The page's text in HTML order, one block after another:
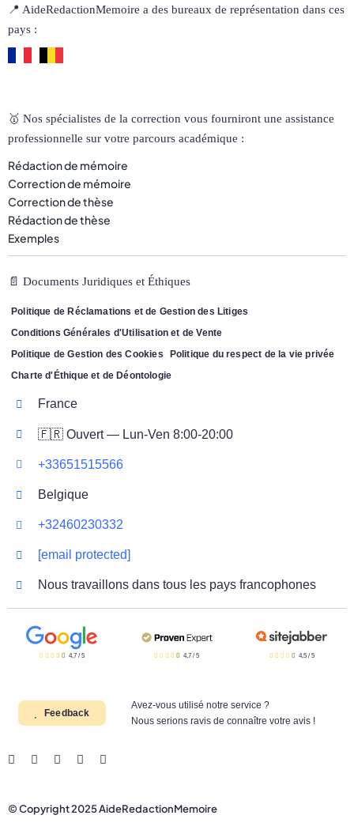
📍 AideRedactionMemoire a des bureaux de représentation dans ces
pays :
🥇 Nos spécialistes de la correction vous fourniront une assistance
professionnelle sur votre parcours académique :
Rédaction de mémoire
Correction de mémoire
Correction de thèse
Rédaction de thèse
Exemples
📄 Documents Juridiques et Éthiques
Politique de Réclamations et de Gestion des Litiges
Conditions Générales d'Utilisation et de Vente
Politique de Gestion des Cookies
Politique du respect de la vie privée
Charte d'Éthique et de Déontologie
France
🇫🇷 Ouvert — Lun-Ven 8:00-20:00
+33651515566
Belgique
+32460230332
[email protected]
Nous travaillons dans tous les pays francophones
4,7/ 5 4,7 /5 4,5/ 5
Feedback
Avez-vous utilisé notre service ?
Nous serions ravis de connaître votre avis !
© Copyright 2025 AideRedactionMemoire